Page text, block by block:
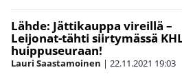
Lähde: Jättikauppa vireillä –
Leijonat-tähti siirtymässä
huippuseuraan!
Lauri Saastamoinen | 22.11.2021 19:03